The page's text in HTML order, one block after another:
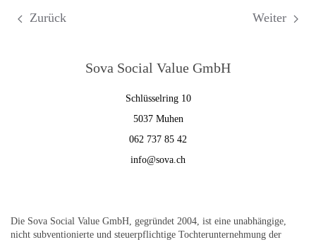
Sova Social Value GmbH
Schlüsselring 10
5037 Muhen
062 737 85 42
info@sova.ch
Die Sova Social Value GmbH, gegründet 2004, ist eine unabhängige,
nicht subventionierte und steuerpflichtige Tochterunternehmung der